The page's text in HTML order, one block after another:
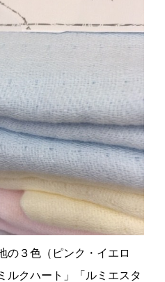
の３色（ピンク・イエロ
ルクハート」「ルミエスタ